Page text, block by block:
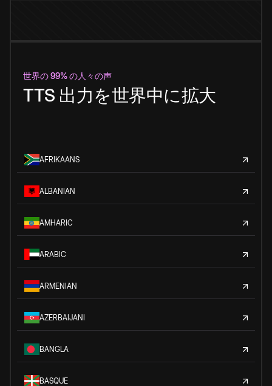
世界の 99% の人々の声
TTS 出力を世界中に拡大
AFRIKAANS
ALBANIAN
AMHARIC
ARABIC
ARMENIAN
AZERBAIJANI
BANGLA
BASQUE